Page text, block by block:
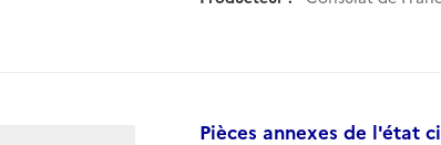
Pièces annexes de l'état